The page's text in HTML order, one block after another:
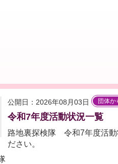
公開日：2026年08月03日 団体か
令和7年度活動状況一覧
路地裏探検隊 令和7年度活動
ださい。